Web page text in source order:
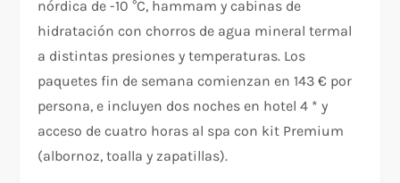
nórdica de -10 °C, hammam y cabinas de
hidratación con chorros de agua mineral termal
a distintas presiones y temperaturas. Los
paquetes fin de semana comienzan en 143 € por
persona, e incluyen dos noches en hotel 4 * y
acceso de cuatro horas al spa con kit Premium
(albornoz, toalla y zapatillas).